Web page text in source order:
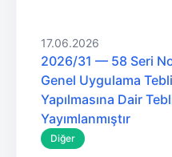
17.06.2026
2026/31 — 58 Seri
Genel Uygulama
Yapılmasına Dair
Yayımlanmıştır
Diğer